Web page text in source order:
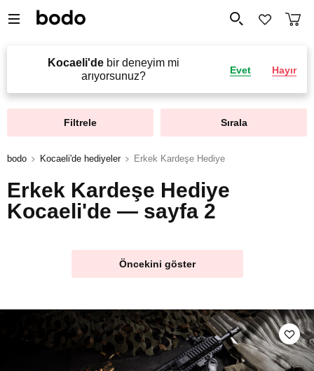
Kocaeli'debir deneyim mi
arıyorsunuz?
Evet Hayır
Filtrele Sırala
bodo Kocaeli'de hediyeler Erkek Kardeşe Hediye
Erkek Kardeşe Hediye
Kocaeli'de — sayfa 2
Öncekini göster